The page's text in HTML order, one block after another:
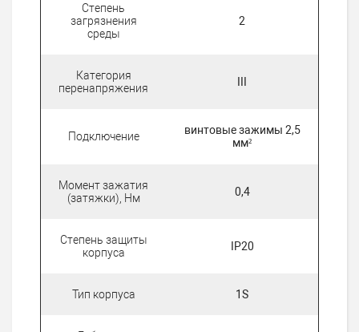
Степень
загрязнения
среды
2
Категория
перенапряжения
Подключение
винтовые зажимы 2,5
мм²
Момент зажатия
(затяжки), Нм
0,4
Степень защиты
корпуса
IP20
Тип корпуса 1S